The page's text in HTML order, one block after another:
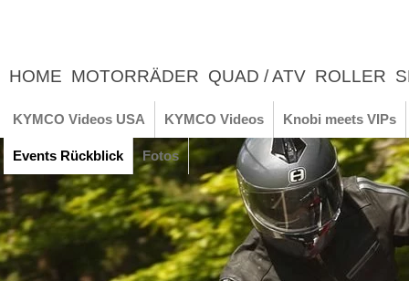
HOME MOTORRÄDER QUAD / ATV ROLLER
ERLEBNIS
KYMCO Videos USA KYMCO Videos Knobi meets VIPs
Events Rückblick Fotos